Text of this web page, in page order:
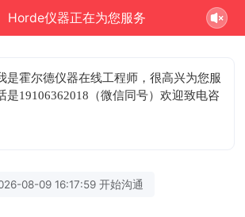
Horde仪器正在为您服务
是霍尔德仪器在线工程师，很高兴为您服
是19106362018（微信同号）欢迎致电咨
08-09 16:17:59 开始沟通